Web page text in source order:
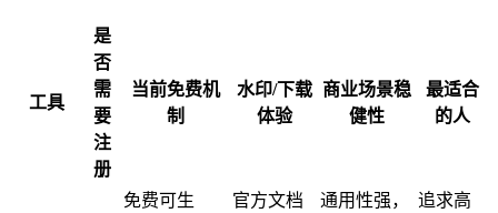
工具
是
否
需
要
注
册
当前免费机
制
水印/下载
体验
商业场景稳
健性
最适合
的人
免费可生
官方文档
通用性强，
追求高